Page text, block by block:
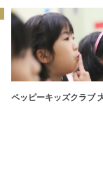
ペッピーキッズクラブ